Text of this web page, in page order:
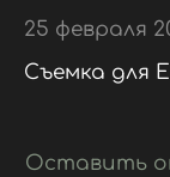
25 февраля
Съемка для
Оставить